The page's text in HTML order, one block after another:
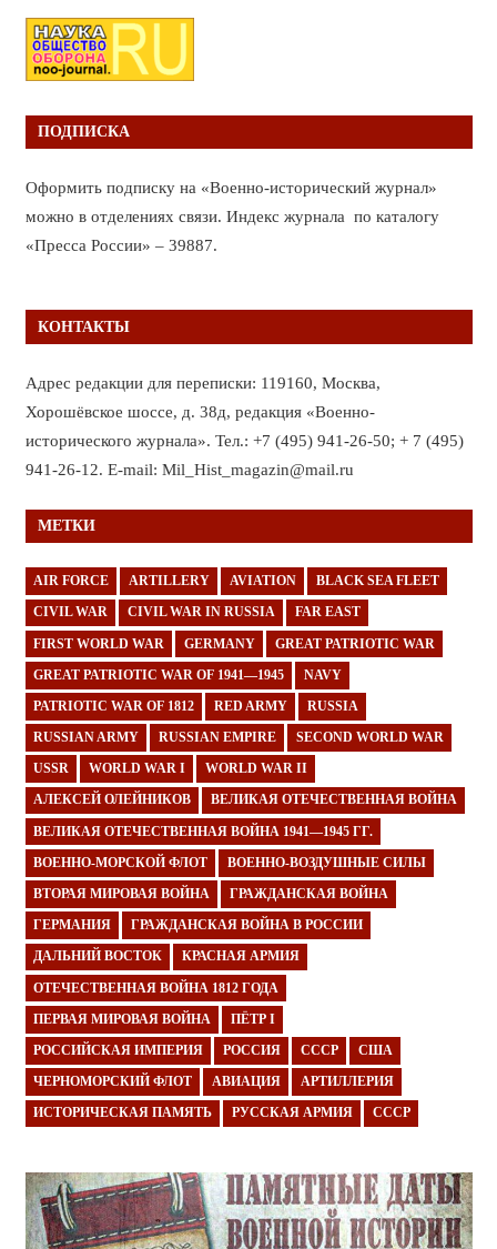
ПОДПИСКА
Оформить подписку на «Военно-исторический журнал»
можно в отделениях связи. Индекс журнала по каталогу
«Пресса России» – 39887.
КОНТАКТЫ
Адрес редакции для переписки: 119160, Москва,
Хорошёвское шоссе, д. 38д, редакция «Военно-
исторического журнала». Тел.: +7 (495) 941-26-50; + 7 (495)
941-26-12. E-mail: Mil_Hist_magazin@mail.ru
МЕТКИ
AIR FORCE ARTILLERY AVIATION BLACK SEA FLEET
CIVIL WAR CIVIL WAR IN RUSSIA FAR EAST
FIRST WORLD WAR GERMANY GREAT PATRIOTIC WAR
GREAT PATRIOTIC WAR OF 1941—1945 NAVY
PATRIOTIC WAR OF 1812 RED ARMY RUSSIA
RUSSIAN ARMY RUSSIAN EMPIRE SECOND WORLD WAR
USSR WORLD WAR I WORLD WAR II
АЛЕКСЕЙ ОЛЕЙНИКОВ ВЕЛИКАЯ ОТЕЧЕСТВЕННАЯ ВОЙНА
ВЕЛИКАЯ ОТЕЧЕСТВЕННАЯ ВОЙНА 1941—1945 ГГ.
ВОЕННО-МОРСКОЙ ФЛОТ ВОЕННО-ВОЗДУШНЫЕ СИЛЫ
ВТОРАЯ МИРОВАЯ ВОЙНА ГРАЖДАНСКАЯ ВОЙНА
ГЕРМАНИЯ ГРАЖДАНСКАЯ ВОЙНА В РОССИИ
ДАЛЬНИЙ ВОСТОК КРАСНАЯ АРМИЯ
ОТЕЧЕСТВЕННАЯ ВОЙНА 1812 ГОДА
ПЕРВАЯ МИРОВАЯ ВОЙНА ПЁТР I
РОССИЙСКАЯ ИМПЕРИЯ РОССИЯ СССР США
ЧЕРНОМОРСКИЙ ФЛОТ АВИАЦИЯ АРТИЛЛЕРИЯ
ИСТОРИЧЕСКАЯ ПАМЯТЬ РУССКАЯ АРМИЯ СССР